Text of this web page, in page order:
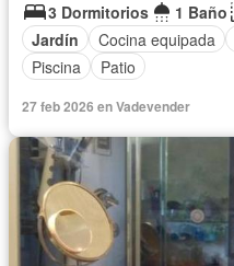
3 Dormitorios
1 Baño
Jardín
Cocina equipada
Piscina
Patio
27 feb 2026 en Vadevender